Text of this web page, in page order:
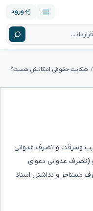
ورود
شکایت حقوقی امکانش هست؟
وسرقت و تصرف عدوانی
عدوانی دعوای
مستاجر و نداشتن اسناد